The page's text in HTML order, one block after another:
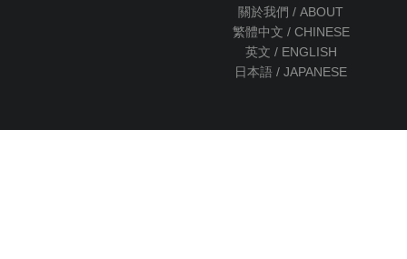
關於我們 / ABOUT
繁體中文 / CHINESE
英文 / ENGLISH
日本語 / JAPANESE